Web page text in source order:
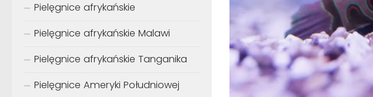
Pielęgnice afrykańskie
Pielęgnice afrykańskie Malawi
Pielęgnice afrykańskie Tanganika
Pielęgnice Ameryki Południowej